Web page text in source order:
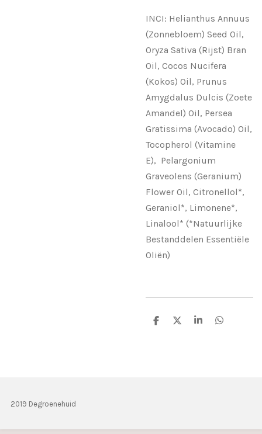
INCI: Helianthus Annuus
(Zonnebloem) Seed Oil,
Oryza Sativa (Rijst) Bran
Oil, Cocos Nucifera
(Kokos) Oil, Prunus
Amygdalus Dulcis (Zoete
Amandel) Oil, Persea
Gratissima (Avocado) Oil,
Tocopherol (Vitamine
E), Pelargonium
Graveolens (Geranium)
Flower Oil, Citronellol*,
Geraniol*, Limonene*,
Linalool* (*Natuurlijke
Bestanddelen Essentiële
Oliën)
D
D
S
D
2019 Degroenehuid